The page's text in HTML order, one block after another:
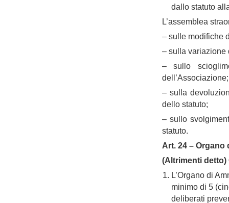
dallo statuto
L’assemblea
– sulle modifiche
– sulla variazione
– sullo
dell’Associazione;
– sulla
dello statuto;
– sullo
statuto.
Art. 24 – Organo
(Altrimenti
L’Organo di
minimo di 5
deliberati